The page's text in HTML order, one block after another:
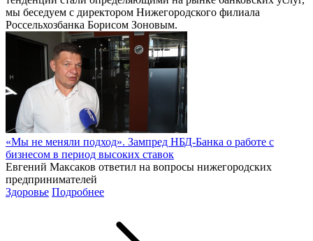
мы беседуем с директором Нижегородского филиала
Россельхозбанка Борисом Зоновым.
«Мы не меняли подход». Зампред НБД-Банка о работе с
бизнесом в период высоких ставок
Евгений Максаков ответил на вопросы нижегородских
предпринимателей
Здоровье Подробнее